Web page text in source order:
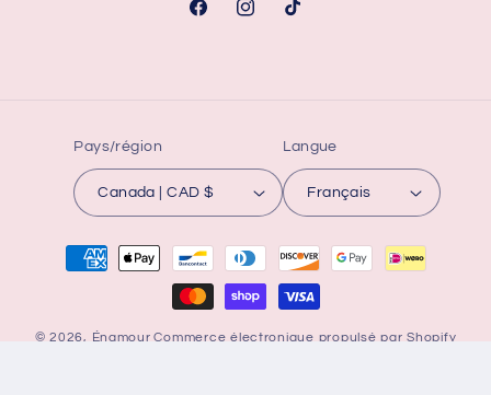
FacebookInstagram
TikTok
Pays/région
Canada | CAD $
Langue
Français
Moyens
© 2026, Énamour Commerce électronique propulsé par Shopify